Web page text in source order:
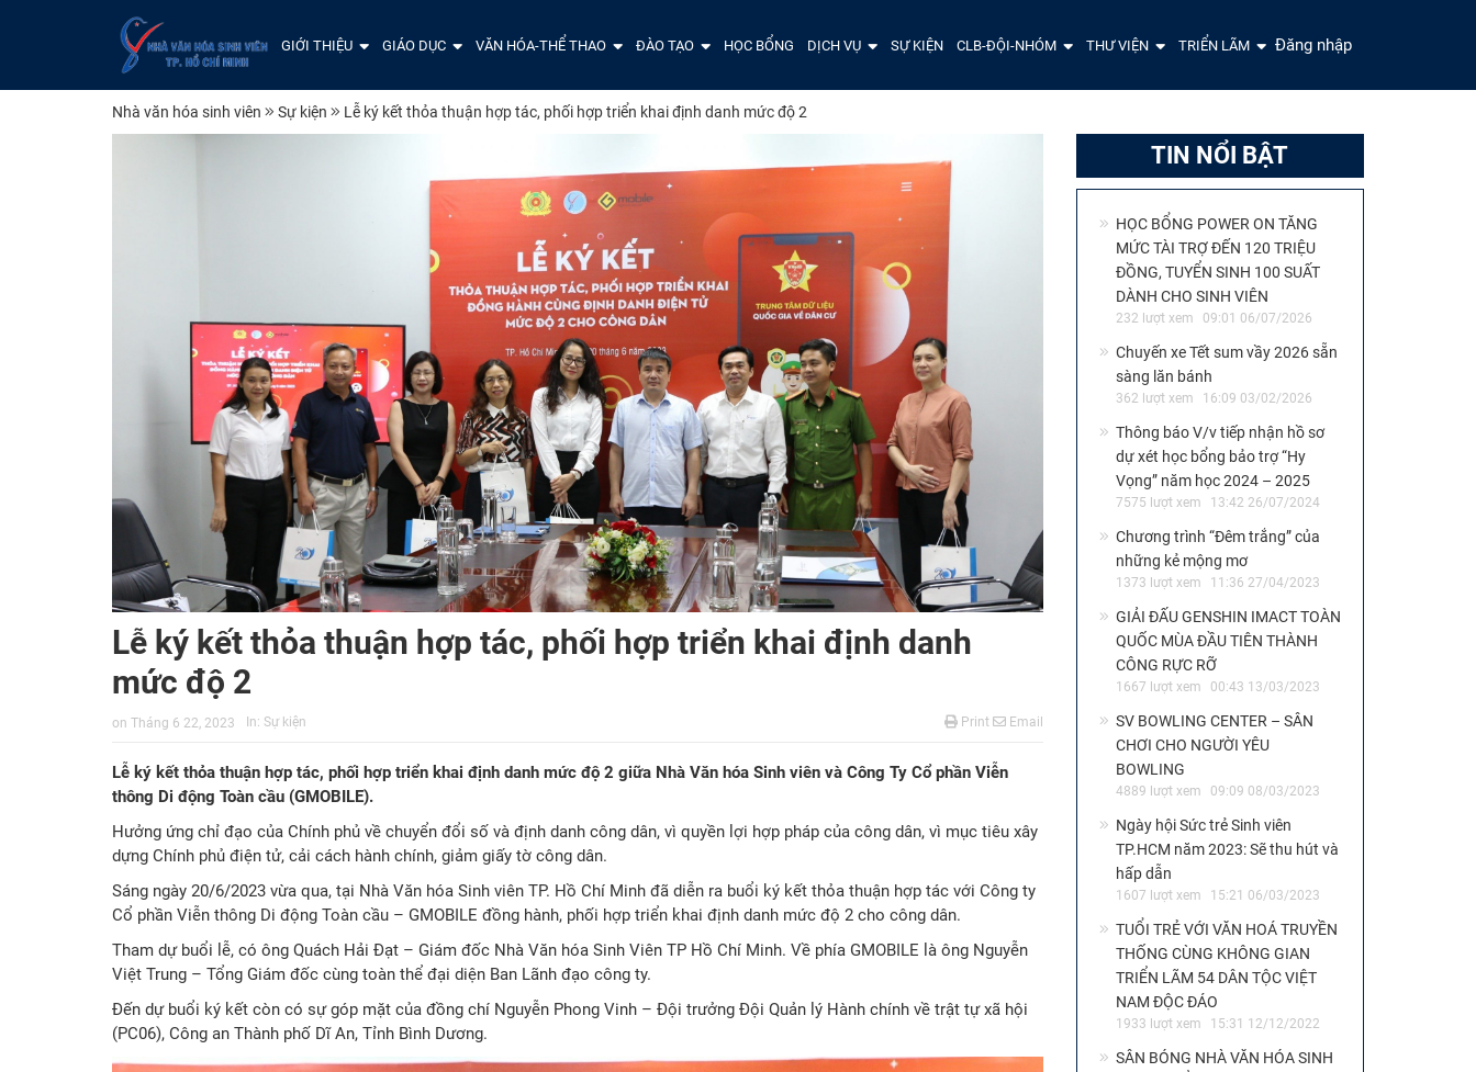
GIỚI THIỆU GIÁO DỤC VĂN HÓA-THỂ THAO ĐÀO TẠO HỌC BỔNG DỊCH VỤ SỰ KIỆN CLB-ĐỘI-NHÓM THƯ VIỆN TRIỂN LÃM Đăng nhập
Nhà văn hóa sinh viên Sự kiện Lễ ký kết thỏa thuận hợp tác, phối hợp triển khai định danh mức độ 2
Lễ ký kết thỏa thuận hợp tác, phối hợp triển khai định danh
mức độ 2
on Tháng 6 22, 2023 In: Sự kiện Print Email
Lễ ký kết thỏa thuận hợp tác, phối hợp triển khai định danh mức độ 2 giữa Nhà Văn hóa Sinh viên và Công Ty Cổ phần Viễn
thông Di động Toàn cầu (GMOBILE).
Hưởng ứng chỉ đạo của Chính phủ về chuyển đổi số và định danh công dân, vì quyền lợi hợp pháp của công dân, vì mục tiêu xây
dựng Chính phủ điện tử, cải cách hành chính, giảm giấy tờ công dân.
Sáng ngày 20/6/2023 vừa qua, tại Nhà Văn hóa Sinh viên TP. Hồ Chí Minh đã diễn ra buổi ký kết thỏa thuận hợp tác với Công ty
Cổ phần Viễn thông Di động Toàn cầu – GMOBILE đồng hành, phối hợp triển khai định danh mức độ 2 cho công dân.
Tham dự buổi lễ, có ông Quách Hải Đạt – Giám đốc Nhà Văn hóa Sinh Viên TP Hồ Chí Minh. Về phía GMOBILE là ông Nguyễn
Việt Trung – Tổng Giám đốc cùng toàn thể đại diện Ban Lãnh đạo công ty.
Đến dự buổi ký kết còn có sự góp mặt của đồng chí Nguyễn Phong Vinh – Đội trưởng Đội Quản lý Hành chính về trật tự xã hội
(PC06), Công an Thành phố Dĩ An, Tỉnh Bình Dương.
TIN NỔI BẬT
HỌC BỔNG POWER ON TĂNG
MỨC TÀI TRỢ ĐẾN 120 TRIỆU
ĐỒNG, TUYỂN SINH 100 SUẤT
DÀNH CHO SINH VIÊN
232 lượt xem 09:01 06/07/2026
Chuyến xe Tết sum vầy 2026 sẵn
sàng lăn bánh
362 lượt xem 16:09 03/02/2026
Thông báo V/v tiếp nhận hồ sơ
dự xét học bổng bảo trợ “Hy
Vọng” năm học 2024 – 2025
7575 lượt xem 13:42 26/07/2024
Chương trình “Đêm trắng” của
những kẻ mộng mơ
1373 lượt xem 11:36 27/04/2023
GIẢI ĐẤU GENSHIN IMACT TOÀN
QUỐC MÙA ĐẦU TIÊN THÀNH
CÔNG RỰC RỠ
1667 lượt xem 00:43 13/03/2023
SV BOWLING CENTER – SÂN
CHƠI CHO NGƯỜI YÊU
BOWLING
4889 lượt xem 09:09 08/03/2023
Ngày hội Sức trẻ Sinh viên
TP.HCM năm 2023: Sẽ thu hút và
hấp dẫn
1607 lượt xem 15:21 06/03/2023
TUỔI TRẺ VỚI VĂN HOÁ TRUYỀN
THỐNG CÙNG KHÔNG GIAN
TRIỂN LÃM 54 DÂN TỘC VIỆT
NAM ĐỘC ĐÁO
1933 lượt xem 15:31 12/12/2022
SÂN BÓNG NHÀ VĂN HÓA SINH